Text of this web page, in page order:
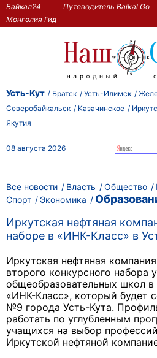
Байкал24 Путеводитель Baikal Go
Монголия Гид
Усть-Кут Братск Усть-Илимск
Северобайкальск
Казачинское
Якутия
08 августа 2026
Все новости Власть Общество
Спорт
Экономика
Иркутская нефтяная
наборе в «ИНК-Класс» в
Иркутская нефтяная
второго конкурсного набора
общеобразовательных школ
«ИНК-Класс», который будет
№9 города Усть-Кута.
работать по углубленным
учащихся на выбор
Иркутской нефтяной